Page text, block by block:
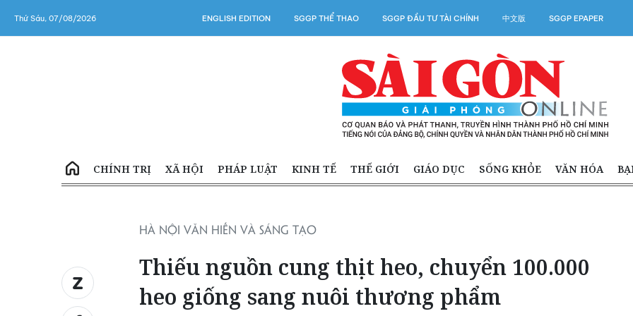
Thứ Sáu, 07/08/2026 ENGLISH EDITION SGGP THỂ THAO SGGP ĐẦU TƯ TÀI CHÍNH 中文版 SGGP EPAPER
CHÍNH TRỊ XÃ HỘI PHÁP LUẬT KINH TẾ THẾ GIỚI GIÁO DỤC SỐNG KHỎE VĂN HÓA
HÀ NỘI VĂN HIẾN VÀ SÁNG TẠO
Thiếu nguồn cung thịt heo, chuyển 100.000
heo giống sang nuôi thương phẩm